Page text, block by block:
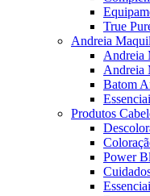
True
Andreia
Andreia
Andreia
Batom
Produtos
Power